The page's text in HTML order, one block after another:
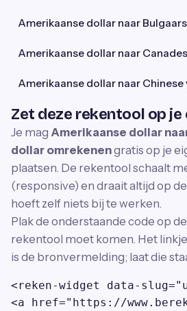
Amerikaanse dollar naar
Amerikaanse dollar naar
Amerikaanse dollar naar Chinese
Zet deze rekentool op
Je mag Amerikaanse dollar
dollar omrekenengratis op je
plaatsen. De rekentool schaalt
(responsive) en draait altijd op
hoeft zelf niets bij te werken.
Plak de onderstaande code op
rekentool moet komen. Het
is de bronvermelding; laat die
<reken-widget data-
<a href="https://